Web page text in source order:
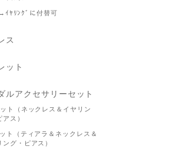
ｲﾔﾘﾝｸﾞに付替可
ス
ット
ルアクセサリーセット
ト（ネックレス＆イヤリン
ス）
ト（ティアラ＆ネックレス＆
ング・ピアス）